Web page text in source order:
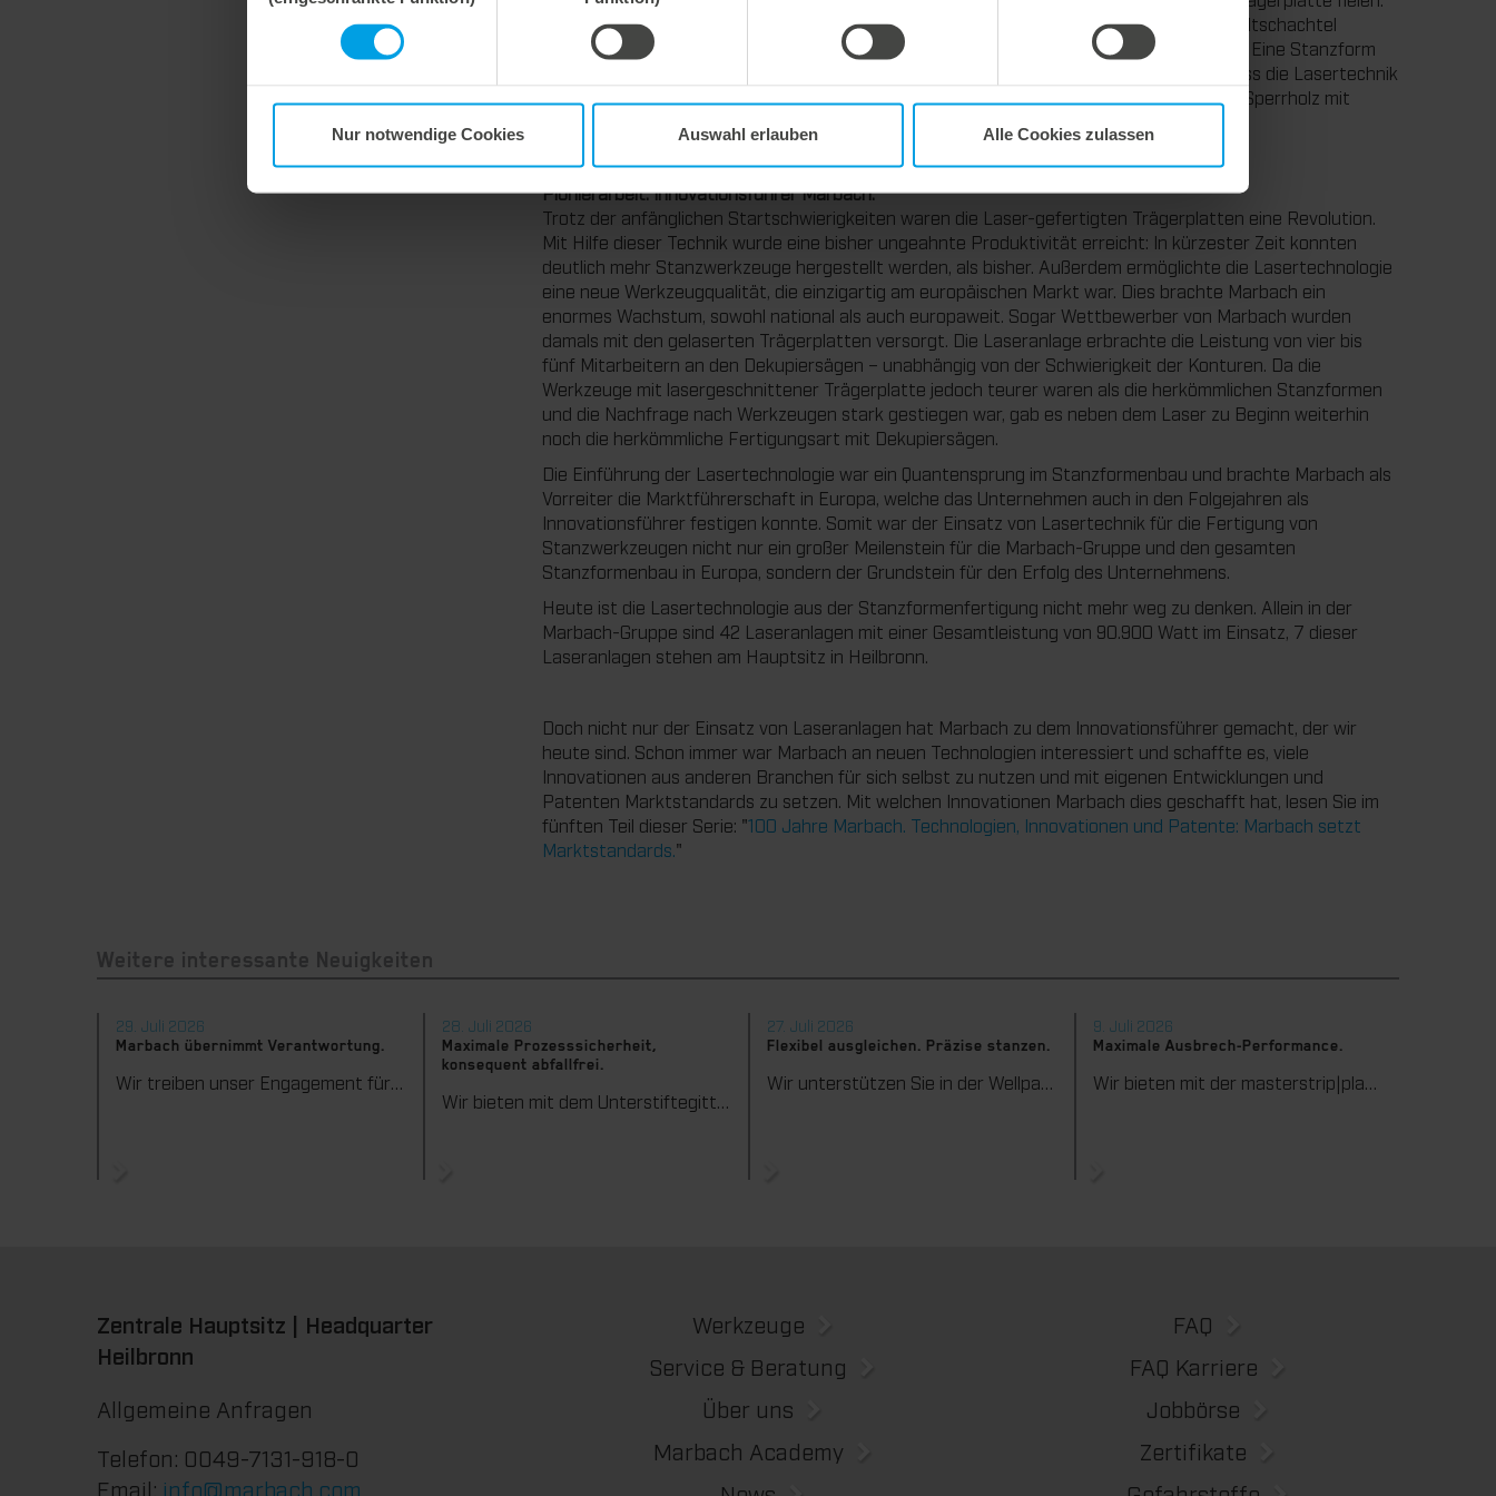
Nur notwendige Cookies Auswahl erlauben Alle Cookies zulassen
Auch die Erstellung des Wegeprogramms war sehr zeitaufwendig. Die Konturen einer Faltschachtel
mussten in x-y-Schritten fortlaufend beschrieben und in Lochstreifen gestanzt werden. Eine Stanzform
mit vielen Nutzen benötigte dadurch ein mehrere Meter langes Lochband. Dazu kam, dass die Lasertechnik
in den 1970ern für Nicht-Physiker etwas vollkommen Neues war. Beim Gedanken daran, Sperrholz mit
Pionierarbeit: Innovationsführer Marbach.
Trotz der anfänglichen Startschwierigkeiten waren die Laser-gefertigten Trägerplatten eine Revolution.
Mit Hilfe dieser Technik wurde eine bisher ungeahnte Produktivität erreicht: In kürzester Zeit konnten
deutlich mehr Stanzwerkzeuge hergestellt werden, als bisher. Außerdem ermöglichte die Lasertechnologie
eine neue Werkzeugqualität, die einzigartig am europäischen Markt war. Dies brachte Marbach ein
enormes Wachstum, sowohl national als auch europaweit. Sogar Wettbewerber von Marbach wurden
damals mit den gelaserten Trägerplatten versorgt. Die Laseranlage erbrachte die Leistung von vier bis
fünf Mitarbeitern an den Dekupiersägen – unabhängig von der Schwierigkeit der Konturen. Da die
Werkzeuge mit lasergeschnittener Trägerplatte jedoch teurer waren als die herkömmlichen Stanzformen
und die Nachfrage nach Werkzeugen stark gestiegen war, gab es neben dem Laser zu Beginn weiterhin
noch die herkömmliche Fertigungsart mit Dekupiersägen.
Die Einführung der Lasertechnologie war ein Quantensprung im Stanzformenbau und brachte Marbach als
Vorreiter die Marktführerschaft in Europa, welche das Unternehmen auch in den Folgejahren als
Innovationsführer festigen konnte. Somit war der Einsatz von Lasertechnik für die Fertigung von
Stanzwerkzeugen nicht nur ein großer Meilenstein für die Marbach-Gruppe und den gesamten
Stanzformenbau in Europa, sondern der Grundstein für den Erfolg des Unternehmens.
Heute ist die Lasertechnologie aus der Stanzformenfertigung nicht mehr weg zu denken. Allein in der
Marbach-Gruppe sind 42 Laseranlagen mit einer Gesamtleistung von 90.900 Watt im Einsatz, 7 dieser
Laseranlagen stehen am Hauptsitz in Heilbronn.
Doch nicht nur der Einsatz von Laseranlagen hat Marbach zu dem Innovationsführer gemacht, der wir
heute sind. Schon immer war Marbach an neuen Technologien interessiert und schaffte es, viele
Innovationen aus anderen Branchen für sich selbst zu nutzen und mit eigenen Entwicklungen und
Patenten Marktstandards zu setzen. Mit welchen Innovationen Marbach dies geschafft hat, lesen Sie im
fünften Teil dieser Serie: "100 Jahre Marbach. Technologien, Innovationen und Patente: Marbach setzt
Marktstandards."
Weitere interessante Neuigkeiten
29. Juli 2026
Marbach übernimmt Verantwortung.
Wir treiben unser Engagement für Nachhaltigkeit konsequent weiter voran. Mit der Veröffentlichung des vierten Nachhaltigkeitsberichts dokumentieren wir erneut unsere Fortschritte auf dem Weg zu einer nachhaltigen Unternehmensführung.
28. Juli 2026
Maximale Prozesssicherheit,
konsequent abfallfrei.
Wir bieten mit dem Unterstiftegitter eine spezialisierte Werkzeuglösung für höchste Anforderungen im Ausbrechprozess. Insbesondere bei anspruchsvollen Verpackungszuschnitten sorgt das System für stabile Abläufe und eine zuverlässige Entfernung selbst kleinster Abfallteile über den gesamten Produktionsprozess hinweg – vom ersten bis zum letzten Bogen.
27. Juli 2026
Flexibel ausgleichen. Präzise stanzen.
Wir unterstützen Sie in der Wellpappenverarbeitung mit dem digitalen Zonenausgleich DZL|foil bei der Reduzierung von Rüstzeiten und dem zuverlässigen Ausgleich von Höhentoleranzen im Stanztiegel. Die individuell angepasste Folie sorgt für gleichmäßige Stanzergebnisse und stabile Produktionsprozesse – schnell, flexibel und ohne aufwendige mechanische Eingriffe.
9. Juli 2026
Maximale Ausbrech-Performance.
Wir bieten mit der masterstrip|plate eine seit vielen Jahren bewährte Lösung für maximale Prozesssicherheit beim Ausbrechen. Das speziell entwickelte Ausbrechoberteil ermöglicht einen stabilen, sauberen und effizienten Ausbrechprozess auch bei anspruchsvollen Anwendungen.
Zentrale Hauptsitz | Headquarter
Heilbronn
Allgemeine Anfragen
Telefon: 0049-7131-918-0
Email: info@marbach.com
Werkzeuge
Service & Beratung
Über uns
Marbach Academy
FAQ
FAQ Karriere
Jobbörse
Zertifikate